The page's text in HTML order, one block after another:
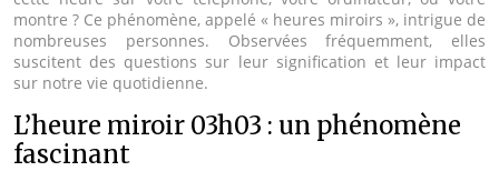
montre ? Ce phénomène, appelé « heures miroirs », intrigue de
nombreuses personnes. Observées fréquemment, elles
suscitent des questions sur leur signification et leur impact
sur notre vie quotidienne.
L’heure miroir 03h03 : un phénomène
fascinant